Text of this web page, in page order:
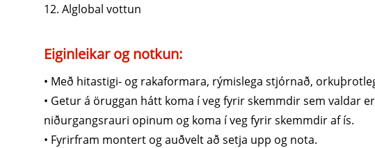
12. Alglobal vottun
Eiginleikar og notkun:
• Með hitastigi- og rakaformara, rýmislega stjórnað,
• Getur á öruggan hátt koma í veg fyrir skemmdir sem valdar
niðurgangsrauri opinum og koma í veg fyrir skemmdir af ís.
• Fyrirfram montert og auðvelt að setja upp og nota.